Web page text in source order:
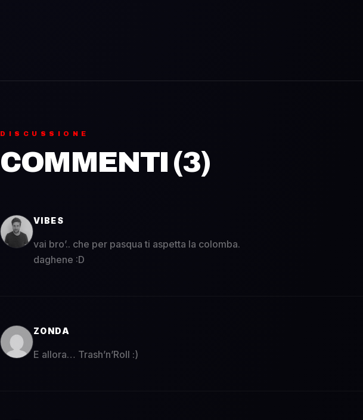
DISCUSSIONE
COMMENTI (3)
VIBES
vai bro’.. che per pasqua ti aspetta la colomba.
daghene :D
ZONDA
E allora… Trash’n’Roll :)